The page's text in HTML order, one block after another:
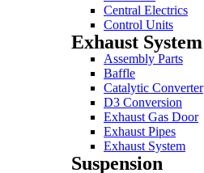
Central Electrics
Control Units
Exhaust System
Assembly Parts
Baffle
Catalytic Converter
D3 Conversion
Exhaust Gas Door
Exhaust Pipes
Exhaust System
Suspension